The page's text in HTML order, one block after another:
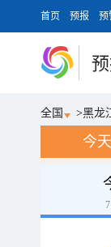
首页 预报 预
全国 >黑龙
今天